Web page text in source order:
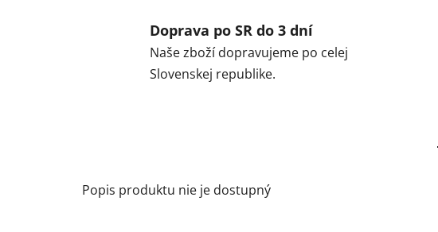
Doprava po SR do 3 dní
Naše zboží dopravujeme po celej
Slovenskej republike.
Popis produktu nie je dostupný